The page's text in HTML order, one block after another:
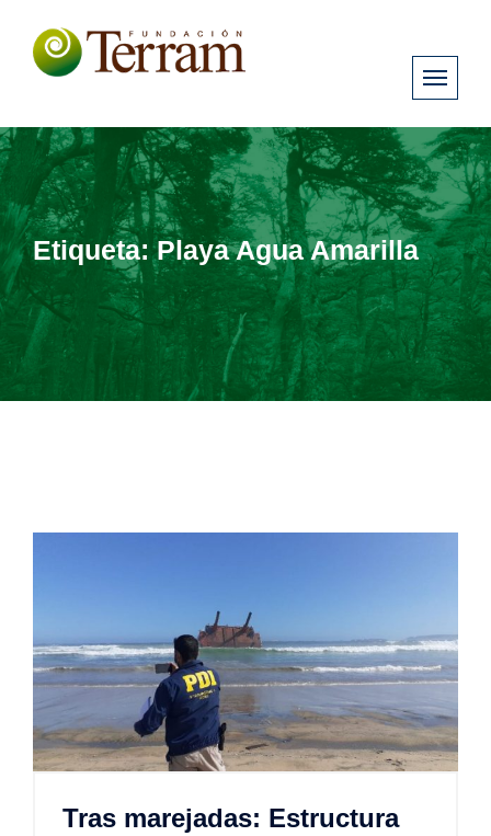
Etiqueta:Playa Agua Amarilla
Tras marejadas: Estructura